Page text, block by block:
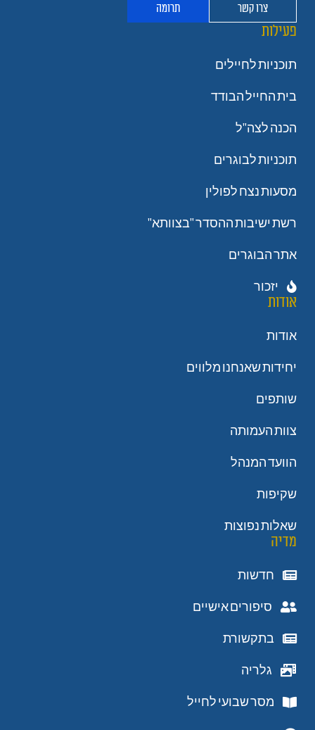
צרו קשר תרומה
פעילות
תוכניות לחיילים
בית החייל הבודד
הכנה לצה"ל
תוכניות לבוגרים
מסעות נצח לפולין
רשת ישיבות ההסדר "בצוותא"
אתר הבוגרים
יזכור
אודות
אודות
יחידות שאנחנו מלווים
שותפים
צוות העמותה
הוועד המנהל
שקיפות
שאלות נפוצות
מדיה
חדשות
סיפורים אישיים
בתקשורת
גלריה
מסר שבועי לחייל